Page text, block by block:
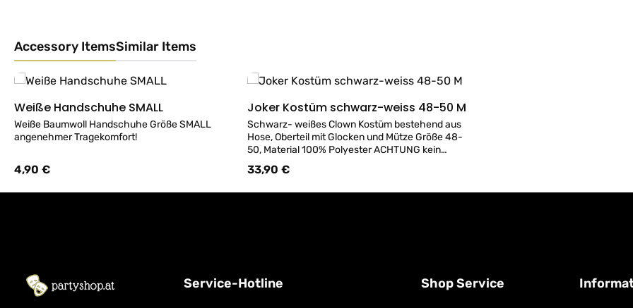
Accessory ItemsSimilar Items
Produktgalerie überspringen
Details
Weiße Handschuhe SMALL
Weiße Baumwoll Handschuhe Größe SMALL
angenehmer Tragekomfort!
Regulärer Preis:
4,90 €
Details Joker Kostüm schwarz-weiss 48-50 M
Schwarz- weißes Clown Kostüm bestehend aus
Hose, Oberteil mit Glocken und Mütze Größe 48-
50, Material 100% Polyester ACHTUNG kein
Versand, Kostüm gerne bei uns im Geschäft
erhältlich!
Regulärer Preis:
33,90 €
Service-Hotline Shop Service